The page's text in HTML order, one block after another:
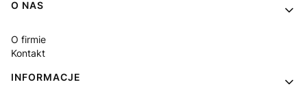
Linki w stopce
O NAS
O firmie
Kontakt
INFORMACJE